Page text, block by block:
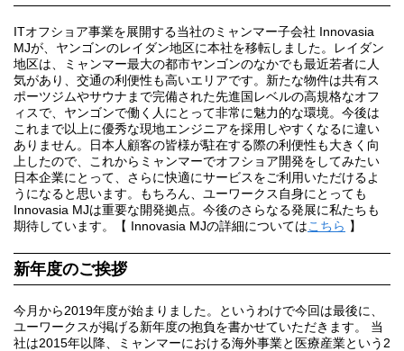
ITオフショア事業を展開する当社のミャンマー子会社 Innovasia
MJが、ヤンゴンのレイダン地区に本社を移転しました。レイダン
地区は、ミャンマー最大の都市ヤンゴンのなかでも最近若者に人
気があり、交通の利便性も高いエリアです。新たな物件は共有ス
ポーツジムやサウナまで完備された先進国レベルの高規格なオフ
ィスで、ヤンゴンで働く人にとって非常に魅力的な環境。今後は
これまで以上に優秀な現地エンジニアを採用しやすくなるに違い
ありません。日本人顧客の皆様が駐在する際の利便性も大きく向
上したので、これからミャンマーでオフショア開発をしてみたい
日本企業にとって、さらに快適にサービスをご利用いただけるよ
うになると思います。もちろん、ユーワークス自身にとっても
Innovasia MJは重要な開発拠点。今後のさらなる発展に私たちも
期待しています。【 Innovasia MJの詳細についてはこちら 】
新年度のご挨拶
今月から2019年度が始まりました。というわけで今回は最後に、
ユーワークスが掲げる新年度の抱負を書かせていただきます。 当
社は2015年以降、ミャンマーにおける海外事業と医療産業という2